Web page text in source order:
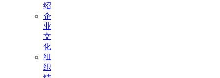
绍
企
业
文
化
组
织